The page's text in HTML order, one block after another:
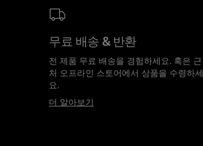
무료 배송 & 반환
전 제품 무료 배송을 경험하세요. 혹은 근
처 오프라인 스토어에서 상품을 수령하세
요.
더 알아보기